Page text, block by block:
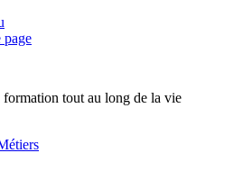
page
formation tout au long de la vie